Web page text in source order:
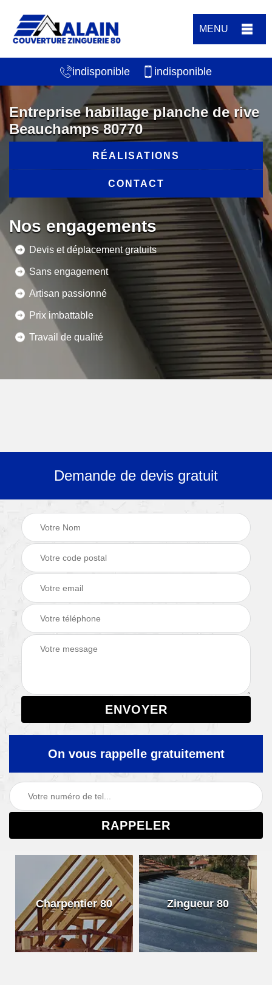
MENU
indisponible indisponible
Entreprise habillage planche de rive
Beauchamps 80770
RÉALISATIONS
CONTACT
Nos engagements
Devis et déplacement gratuits
Sans engagement
Artisan passionné
Prix imbattable
Travail de qualité
Demande de devis gratuit
On vous rappelle gratuitement
Charpentier 80 Zingueur 80